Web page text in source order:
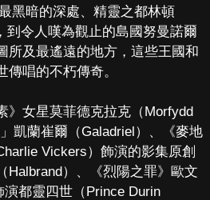
黑暗的深處、精靈之都林頓
到令人嘆為觀止的島國努曼諾爾
所及最遙遠的地方，這些王國和
傳唱的不朽傳奇。
》女星莫菲德克拉克（Morfydd
凱蘭崔爾（Galadriel）、《麥地
Vickers）飾演的影集原創
Halbrand）、《烈陽之罪》歐文
都靈四世（Prince Durin